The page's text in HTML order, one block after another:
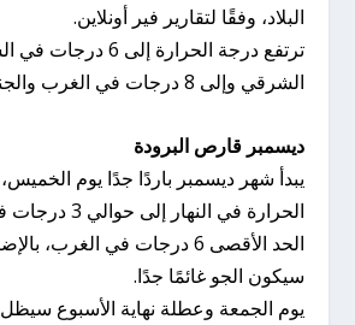
البلاد، وفقًا لتقارير فير أونلاين.
ترتفع درجة الحرارة
الشرقي وإلى 8 درجات في الغرب والجنوب الغربي.
ديسمبر قارص البرودة
يبدأ شهر ديسمبر باردًا جدًا يوم
الحرارة في
الحد الأقصى 6 درجات في الغرب،
سيكون الجو غائمًا جدًا.
يوم الجمعة وعطلة نهاية الأسبوع سيظل